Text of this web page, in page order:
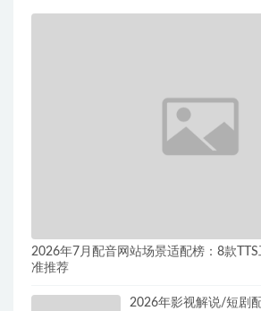
2026年7月配音网站场景适配榜：8款
准推荐
2026年影视解说/短剧